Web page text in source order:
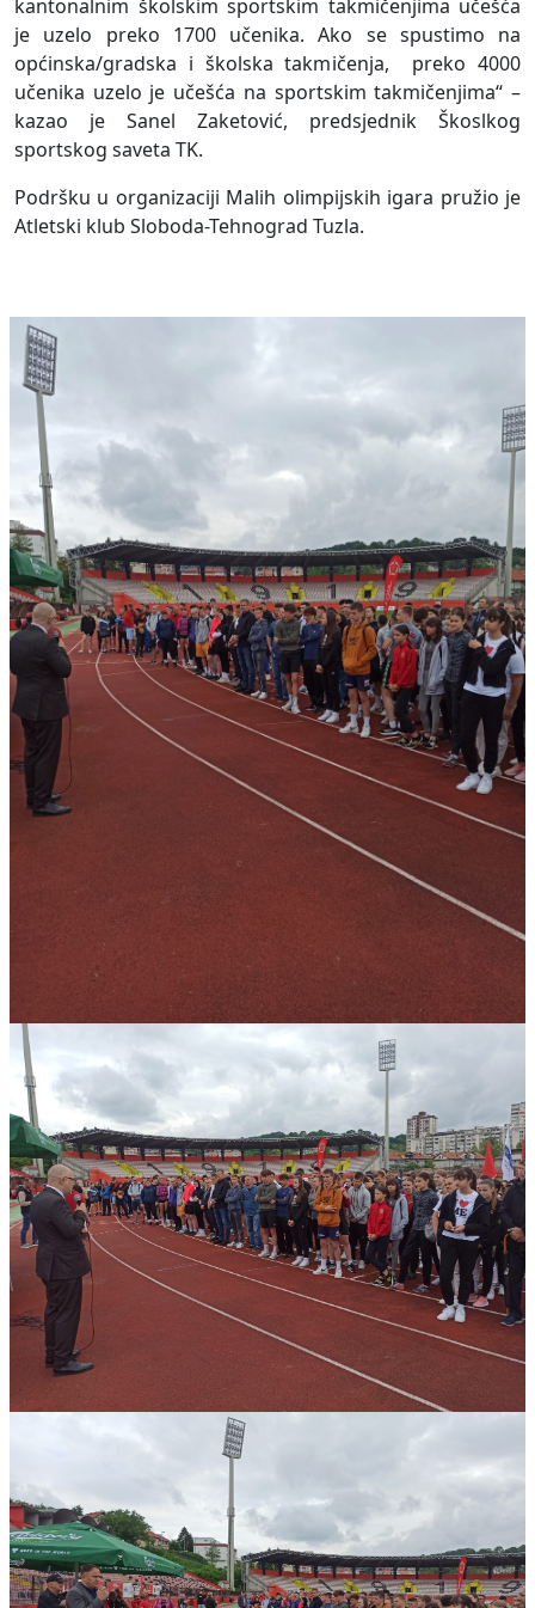
kantonalnim školskim sportskim takmičenjima učešća
je uzelo preko 1700 učenika. Ako se spustimo na
općinska/gradska i školska takmičenja, preko 4000
učenika uzelo je učešća na sportskim takmičenjima“ –
kazao je Sanel Zaketović, predsjednik Škoslkog
sportskog saveta TK.
Podršku u organizaciji Malih olimpijskih igara pružio je
Atletski klub Sloboda-Tehnograd Tuzla.